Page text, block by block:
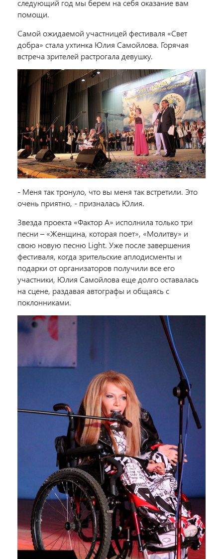
следующий год мы берем на себя оказание вам
помощи.
Самой ожидаемой участницей фестиваля «Свет
добра» стала ухтинка Юлия Самойлова. Горячая
встреча зрителей растрогала девушку.
- Меня так тронуло, что вы меня так встретили. Это
очень приятно, - призналась Юлия.
Звезда проекта «Фактор А» исполнила только три
песни – «Женщина, которая поет», «Молитву» и
свою новую песню Light. Уже после завершения
фестиваля, когда зрительские аплодисменты и
подарки от организаторов получили все его
участники, Юлия Самойлова еще долго оставалась
на сцене, раздавая автографы и общаясь с
поклонниками.